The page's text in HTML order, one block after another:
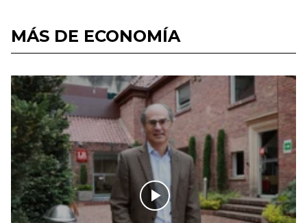
MÁS DE ECONOMÍA